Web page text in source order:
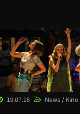
19.07.18 News / Kino